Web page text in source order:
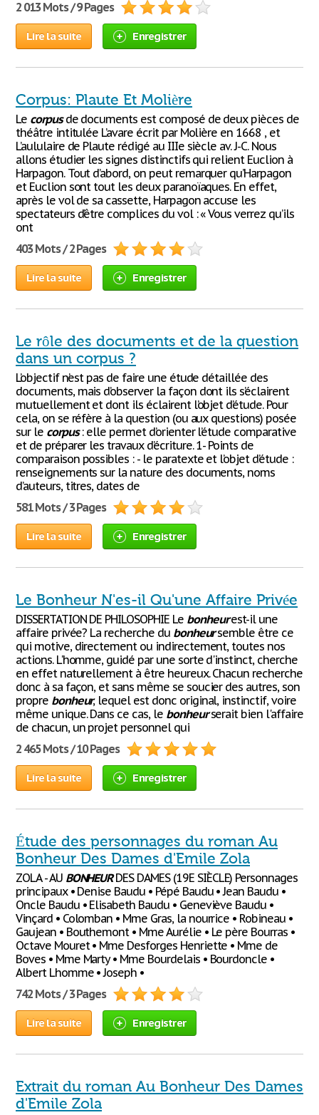
2 013 Mots / 9 Pages
Lire la suite Enregistrer
Corpus: Plaute Et Molière
Le corpusde documents est composé de deux pièces de
théâtre intitulée L’avare écrit par Molière en 1668 , et
L’aululaire de Plaute rédigé au IIIe siècle av. J-C. Nous
allons étudier les signes distinctifs qui relient Euclion à
Harpagon. Tout d’abord, on peut remarquer qu’Harpagon
et Euclion sont tout les deux paranoïaques. En effet,
après le vol de sa cassette, Harpagon accuse les
spectateurs d’être complices du vol : « Vous verrez qu’ils
ont
403 Mots / 2 Pages
Lire la suite Enregistrer
Le rôle des documents et de la question
dans un corpus ?
L’objectif n’est pas de faire une étude détaillée des
documents, mais d’observer la façon dont ils s’éclairent
mutuellement et dont ils éclairent l’objet d’étude. Pour
cela, on se réfère à la question (ou aux questions) posée
sur le corpus: elle permet d’orienter l’étude comparative
et de préparer les travaux d’écriture. 1- Points de
comparaison possibles : - le paratexte et l’objet d’étude :
renseignements sur la nature des documents, noms
d’auteurs, titres, dates de
581 Mots / 3 Pages
Lire la suite Enregistrer
Le Bonheur N'es-il Qu'une Affaire Privée
DISSERTATION DE PHILOSOPHIE Le bonheurest-il une
affaire privée? La recherche du bonheursemble être ce
qui motive, directement ou indirectement, toutes nos
actions. L'homme, guidé par une sorte d'instinct, cherche
en effet naturellement à être heureux. Chacun recherche
donc à sa façon, et sans même se soucier des autres, son
propre bonheur, lequel est donc original, instinctif, voire
même unique. Dans ce cas, le bonheurserait bien l'affaire
de chacun, un projet personnel qui
2 465 Mots / 10 Pages
Lire la suite Enregistrer
Étude des personnages du roman Au
Bonheur Des Dames d'Emile Zola
ZOLA - AU BONHEURDES DAMES (19E SIÈCLE) Personnages
principaux • Denise Baudu • Pépé Baudu • Jean Baudu •
Oncle Baudu • Elisabeth Baudu • Geneviève Baudu •
Vinçard • Colomban • Mme Gras, la nourrice • Robineau •
Gaujean • Bouthemont • Mme Aurélie • Le père Bourras •
Octave Mouret • Mme Desforges Henriette • Mme de
Boves • Mme Marty • Mme Bourdelais • Bourdoncle •
Albert Lhomme • Joseph •
742 Mots / 3 Pages
Lire la suite Enregistrer
Extrait du roman Au Bonheur Des Dames
d'Emile Zola